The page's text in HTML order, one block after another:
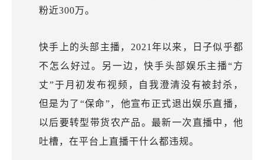
粉近300万。
快手上的头部主播，2021年以来，日子似乎都
不怎么好过。另一边，快手头部娱乐主播“方
丈”于月初发布视频，自我澄清没有被封杀，
但是为了“保命”，他宣布正式退出娱乐直播，
以后要转型带货农产品。最新一次直播中，他
吐槽，在平台上直播干什么都违规。